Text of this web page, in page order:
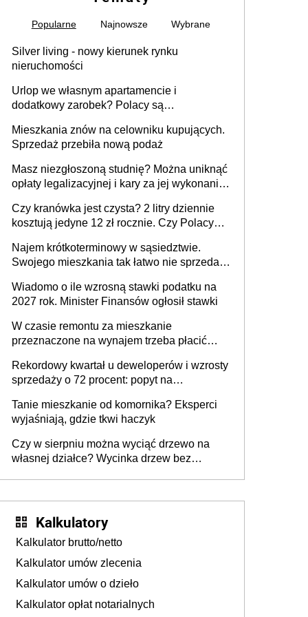
Popularne Najnowsze Wybrane
Silver living - nowy kierunek rynku
nieruchomości
Urlop we własnym apartamencie i
dodatkowy zarobek? Polacy są
Mieszkania znów na celowniku kupujących.
Sprzedaż przebiła nową podaż
Masz niezgłoszoną studnię? Można uniknąć
opłaty legalizacyjnej i kary za jej wykonanie,
Czy kranówka jest czysta? 2 litry dziennie
kosztują jedyne 12 zł rocznie. Czy Polacy
Najem krótkoterminowy w sąsiedztwie.
Swojego mieszkania tak łatwo nie sprzedaż
Wiadomo o ile wzrosną stawki podatku na
2027 rok. Minister Finansów ogłosił stawki
W czasie remontu za mieszkanie
przeznaczone na wynajem trzeba płacić
realizuje w nim potrzeb mieszkaniowych
Rekordowy kwartał u deweloperów i wzrosty
sprzedaży o 72 procent: popyt na
Tanie mieszkanie od komornika? Eksperci
wyjaśniają, gdzie tkwi haczyk
Czy w sierpniu można wyciąć drzewo na
własnej działce? Wycinka drzew bez
Kalkulatory
Kalkulator brutto/netto
Kalkulator umów zlecenia
Kalkulator umów o dzieło
Kalkulator opłat notarialnych